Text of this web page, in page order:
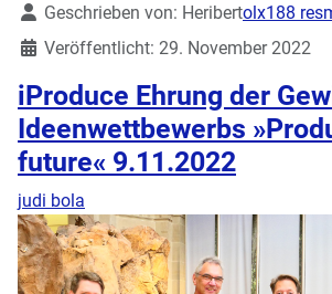
DetailsGeschrieben von: Heribertolx188
Veröffentlicht: 29. November 2022
iProduce Ehrung der
Ideenwettbewerbs
future« 9.11.2022
judi bola